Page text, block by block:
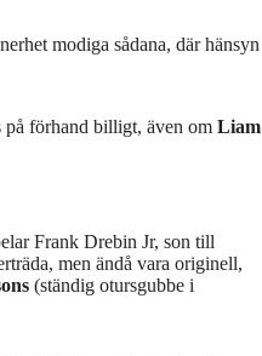
modiga sådana, där hänsyn
på förhand billigt, även om Liam
Frank Drebin Jr, son till
men ändå vara originell,
(ständig otursgubbe i